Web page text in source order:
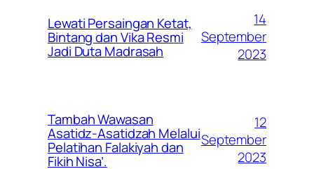
Lewati Persaingan Ketat,
Bintang dan Vika Resmi
Jadi Duta Madrasah
14
September
2023
Tambah Wawasan
Asatidz-Asatidzah Melalui
Pelatihan Falakiyah dan
Fikih Nisa’.
12
September
2023